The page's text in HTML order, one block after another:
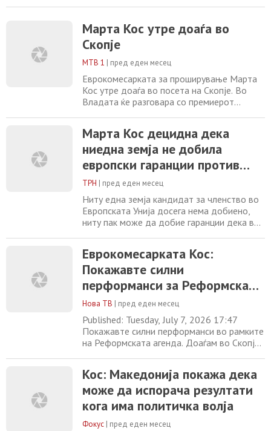
имаме можност, што се случува еднаш во
генерацијата, да го оствариме
проширувањето, вели еврокомесарката за
преговори за проширување и соседска
Марта Кос утре доаѓа во
Скопје
МТВ 1 | пред еден месец
Еврокомесарката за проширување Марта
Кос утре доаѓа во посета на Скопје. Во
Владата ќе разговара со премиерот
реформската агенда. Секако, се најавува
на маса да биде и предлогот на Франција
и Германија за одложено членство на
земјите-кандидатки во Европската унија.
Брисел инсистира на
Марта Кос децидна дека
ниедна земја не добила
европски гаранции против
нови спорови
ТРН | пред еден месец
Ниту една земја кандидат за членство во
Европската Унија досега нема добиено,
ниту пак може да добие гаранции дека во
еврокомесарката за проширување Марта
Кос. Во пресрет на нејзината утрешна
официјална посета на Македонија, таа
јасно стави до знаење дека
спроведувањето на
Еврокомесарката Кос:
Покажавте силни
перформанси за Реформската
агенда, доаѓам во Скопјe за да
охрабрам прогрес и во
преговорите за пристапување
Нова ТВ | пред еден месец
Published: Tuesday, July 7, 2026 17:47
Покажавте силни перформанси во рамките
на Реформската агенда. Доаѓам во Скопјe
што сега имаме можност, што се случува
еднаш во генерацијата, да го оствариме
проширувањето, вели во интервју за МИА
еврокомесарката за преговори за
проширување
Кос: Македонија покажа дека
може да испорача резултати
кога има политичка волја
Фокус | пред еден месец